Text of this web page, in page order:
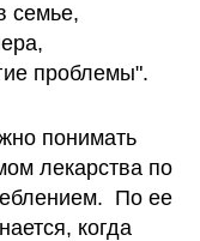
семье,
проблемы".
понимать
лекарства по
По ее
когда